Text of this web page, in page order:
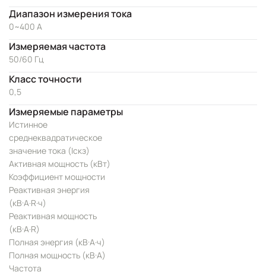
Диапазон измерения тока
0~400 А
Измеряемая частота
50/60 Гц
Класс точности
0,5
Измеряемые параметры
Истинное
среднеквадратическое
значение тока (Iскз)
Активная мощность (кВт)
Коэффициент мощности
Реактивная энергия
(кВ·А·R·ч)
Реактивная мощность
(кВ·А·R)
Полная энергия (кВ·А·ч)
Полная мощность (кВ·А)
Частота